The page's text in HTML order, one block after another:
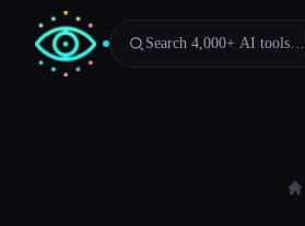
Search 4,000+ AI tools…